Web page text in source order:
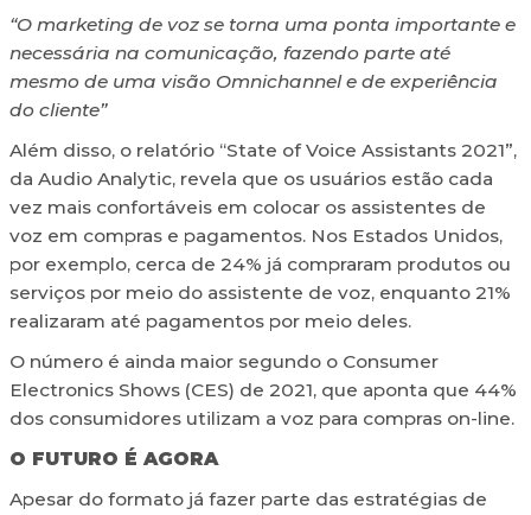
“O marketing de voz se torna uma ponta importante e
necessária na comunicação, fazendo parte até
mesmo de uma visão Omnichannel e de experiência
do cliente”
Além disso, o relatório “State of Voice Assistants 2021”,
da Audio Analytic, revela que os usuários estão cada
vez mais confortáveis em colocar os assistentes de
voz em compras e pagamentos. Nos Estados Unidos,
por exemplo, cerca de 24% já compraram produtos ou
serviços por meio do assistente de voz, enquanto 21%
realizaram até pagamentos por meio deles.
O número é ainda maior segundo o Consumer
Electronics Shows (CES) de 2021, que aponta que 44%
dos consumidores utilizam a voz para compras on-line.
O FUTURO É AGORA
Apesar do formato já fazer parte das estratégias de